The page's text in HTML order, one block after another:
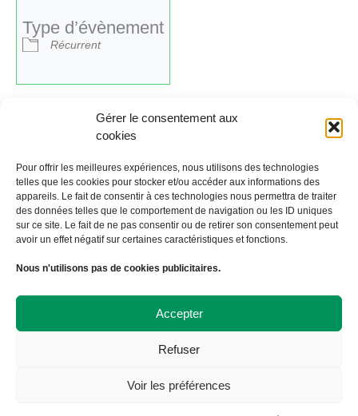
Gérer le consentement aux
cookies
Pour offrir les meilleures expériences, nous utilisons des technologies
telles que les cookies pour stocker et/ou accéder aux informations des
appareils. Le fait de consentir à ces technologies nous permettra de traiter
des données telles que le comportement de navigation ou les ID uniques
sur ce site. Le fait de ne pas consentir ou de retirer son consentement peut
avoir un effet négatif sur certaines caractéristiques et fonctions.
Nous n'utilisons pas de cookies publicitaires.
Accepter
Refuser
Voir les préférences
Type d’évènement
Récurrent
←Évènement précédent Évènement suivant→
108 avenue Victor Hugo
09 72 57 35 57
contact@abicyclette-tulle.fr
Copyright 2023 Association À Bicyclette
Politique de cookies